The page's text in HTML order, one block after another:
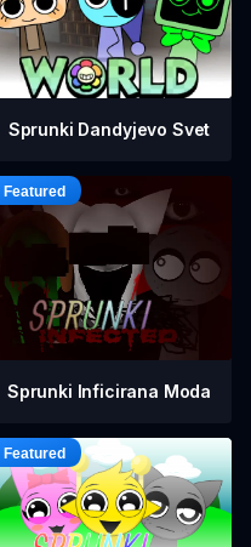
Sprunki Dandyjevo Svet
Sprunki Inficirana Moda